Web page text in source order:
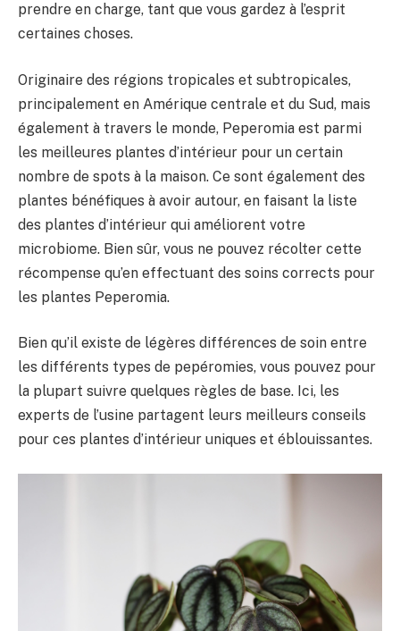
prendre en charge, tant que vous gardez à l’esprit
certaines choses.
Originaire des régions tropicales et subtropicales,
principalement en Amérique centrale et du Sud, mais
également à travers le monde, Peperomia est parmi
les meilleures plantes d’intérieur pour un certain
nombre de spots à la maison. Ce sont également des
plantes bénéfiques à avoir autour, en faisant la liste
des plantes d’intérieur qui améliorent votre
microbiome. Bien sûr, vous ne pouvez récolter cette
récompense qu’en effectuant des soins corrects pour
les plantes Peperomia.
Bien qu’il existe de légères différences de soin entre
les différents types de pepéromies, vous pouvez pour
la plupart suivre quelques règles de base. Ici, les
experts de l’usine partagent leurs meilleurs conseils
pour ces plantes d’intérieur uniques et éblouissantes.